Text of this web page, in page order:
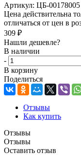
Артикул: ЦБ-00178005
Цена действительна
отличаться от цен в
309 ₽
Нашли дешевле?
В наличии
-
В корзину
Поделиться
Отзывы
Как купить
Отзывы
Отзывы
Оставить отзыв